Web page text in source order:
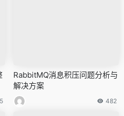
RabbitMQ消息积压问题分析与
解决方案
482